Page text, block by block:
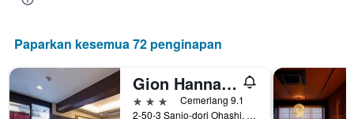
Paparkan kesemua 72 penginapan
Gion Hanna Stay
3 bintangCemerlang 9.1
2-50-3 Sanjo-dori Ohashi, Higashiyama, Kyoto, Jepun